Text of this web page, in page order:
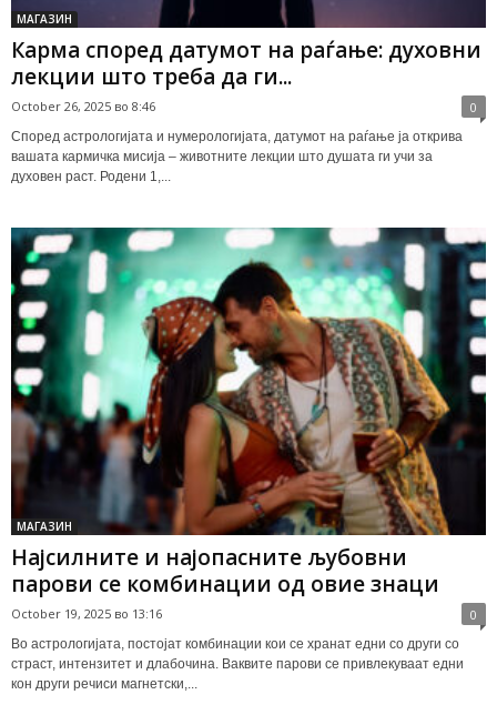
МАГАЗИН
Карма според датумот на раѓање: духовни
лекции што треба да ги...
October 26, 2025 во 8:46 0
Според астрологијата и нумерологијата, датумот на раѓање ја открива
вашата кaрмичка мисија – животните лекции што душата ги учи за
духовен раст. Родени 1,...
МАГАЗИН
Најсилните и најопасните љубовни
парови се комбинации од овие знаци
October 19, 2025 во 13:16 0
Во астрологијата, постојат комбинации кои се хранат едни со други со
страст, интензитет и длабочина. Ваквите парови се привлекуваат едни
кон други речиси магнетски,...